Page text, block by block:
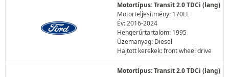
Motortípus: Transit 2.0 TDCi (lang)
Motorteljesítmény: 170LE
Év: 2016-2024
Hengerűrtartalom: 1995
Üzemanyag: Diesel
Hajtott kerekek: front wheel drive
Motortípus: Transit 2.0 TDCi (lang)